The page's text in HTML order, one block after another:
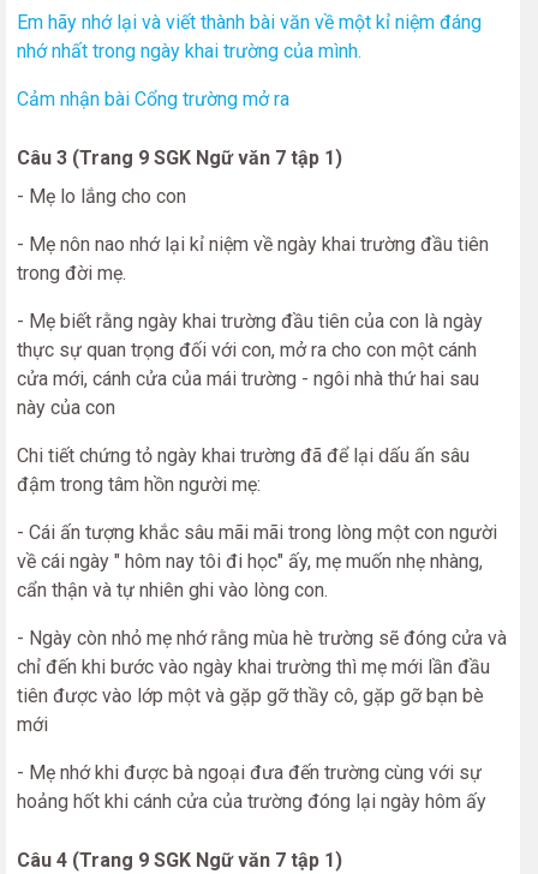
Em hãy nhớ lại và viết thành bài văn về một kỉ niệm đáng
nhớ nhất trong ngày khai trường của mình.
Cảm nhận bài Cổng trường mở ra
Câu 3 (Trang 9 SGK Ngữ văn 7 tập 1)
- Mẹ lo lắng cho con
- Mẹ nôn nao nhớ lại kỉ niệm về ngày khai trường đầu tiên
trong đời mẹ.
- Mẹ biết rằng ngày khai trường đầu tiên của con là ngày
thực sự quan trọng đối với con, mở ra cho con một cánh
cửa mới, cánh cửa của mái trường - ngôi nhà thứ hai sau
này của con
Chi tiết chứng tỏ ngày khai trường đã để lại dấu ấn sâu
đậm trong tâm hồn người mẹ:
- Cái ấn tượng khắc sâu mãi mãi trong lòng một con người
về cái ngày " hôm nay tôi đi học" ấy, mẹ muốn nhẹ nhàng,
cẩn thận và tự nhiên ghi vào lòng con.
- Ngày còn nhỏ mẹ nhớ rằng mùa hè trường sẽ đóng cửa và
chỉ đến khi bước vào ngày khai trường thì mẹ mới lần đầu
tiên được vào lớp một và gặp gỡ thầy cô, gặp gỡ bạn bè
mới
- Mẹ nhớ khi được bà ngoại đưa đến trường cùng với sự
hoảng hốt khi cánh cửa của trường đóng lại ngày hôm ấy
Câu 4 (Trang 9 SGK Ngữ văn 7 tập 1)